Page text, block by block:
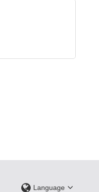
Language